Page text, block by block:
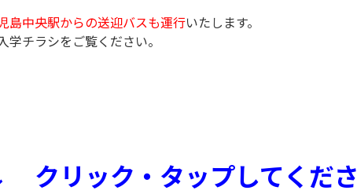
島中央駅からの送迎バスも運行いたします。
チラシをご覧ください。
ック・タップしてくださ